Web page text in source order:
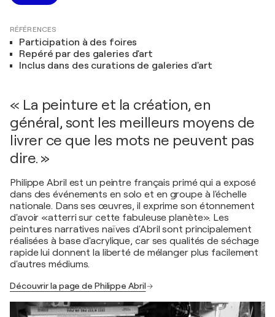
RÉFÉRENCES
Participation à des foires
Repéré par des galeries d'art
Inclus dans des curations de galeries d'art
« La peinture et la création, en
général, sont les meilleurs moyens de
livrer ce que les mots ne peuvent pas
dire. »
Philippe Abril est un peintre français primé qui a exposé
dans des événements en solo et en groupe à l'échelle
nationale. Dans ses œuvres, il exprime son étonnement
d'avoir «atterri sur cette fabuleuse planète». Les
peintures narratives naïves d'Abril sont principalement
réalisées à base d'acrylique, car ses qualités de séchage
rapide lui donnent la liberté de mélanger plus facilement
d'autres médiums.
Découvrir la page de Philippe Abril